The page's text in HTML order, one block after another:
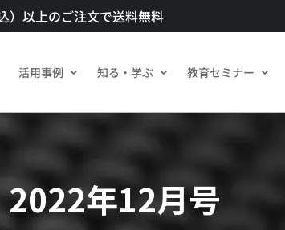
）以上のご注文で送料無料​
活用事例 知る・学ぶ 教育セミナー
年12月号